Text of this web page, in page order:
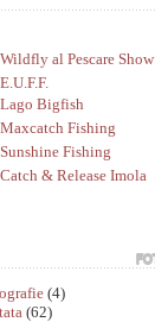
Wildfly al Pescare Show
E.U.F.F.
Lago Bigfish
Maxcatch Fishing
Sunshine Fishing
Catch & Release Imola
(4)
(62)